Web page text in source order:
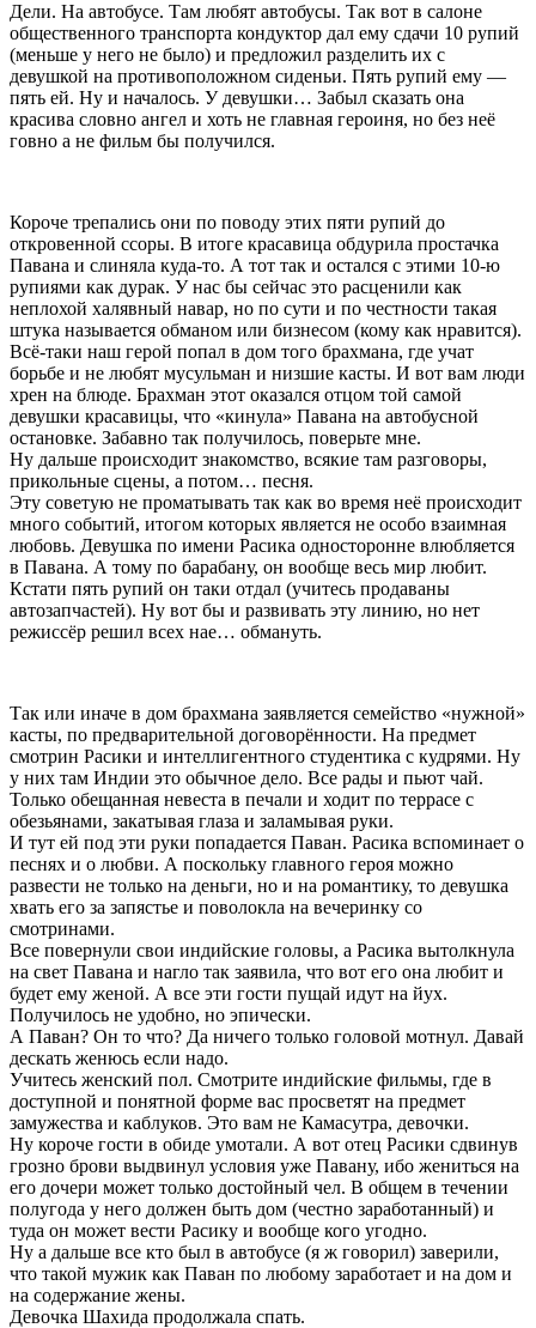
Дели. На автобусе. Там любят автобусы. Так вот в салоне
общественного транспорта кондуктор дал ему сдачи 10 рупий
(меньше у него не было) и предложил разделить их с
девушкой на противоположном сиденьи. Пять рупий ему —
пять ей. Ну и началось. У девушки… Забыл сказать она
красива словно ангел и хоть не главная героиня, но без неё
говно а не фильм бы получился.
Короче трепались они по поводу этих пяти рупий до
откровенной ссоры. В итоге красавица обдурила простачка
Павана и слиняла куда-то. А тот так и остался с этими 10-ю
рупиями как дурак. У нас бы сейчас это расценили как
неплохой халявный навар, но по сути и по честности такая
штука называется обманом или бизнесом (кому как нравится).
Всё-таки наш герой попал в дом того брахмана, где учат
борьбе и не любят мусульман и низшие касты. И вот вам люди
хрен на блюде. Брахман этот оказался отцом той самой
девушки красавицы, что «кинула» Павана на автобусной
остановке. Забавно так получилось, поверьте мне.
Ну дальше происходит знакомство, всякие там разговоры,
прикольные сцены, а потом… песня.
Эту советую не проматывать так как во время неё происходит
много событий, итогом которых является не особо взаимная
любовь. Девушка по имени Расика односторонне влюбляется
в Павана. А тому по барабану, он вообще весь мир любит.
Кстати пять рупий он таки отдал (учитесь продаваны
автозапчастей). Ну вот бы и развивать эту линию, но нет
режиссёр решил всех нае… обмануть.
Так или иначе в дом брахмана заявляется семейство «нужной»
касты, по предварительной договорённости. На предмет
смотрин Расики и интеллигентного студентика с кудрями. Ну
у них там Индии это обычное дело. Все рады и пьют чай.
Только обещанная невеста в печали и ходит по террасе с
обезьянами, закатывая глаза и заламывая руки.
И тут ей под эти руки попадается Паван. Расика вспоминает о
песнях и о любви. А поскольку главного героя можно
развести не только на деньги, но и на романтику, то девушка
хвать его за запястье и поволокла на вечеринку со
смотринами.
Все повернули свои индийские головы, а Расика вытолкнула
на свет Павана и нагло так заявила, что вот его она любит и
будет ему женой. А все эти гости пущай идут на йух.
Получилось не удобно, но эпически.
А Паван? Он то что? Да ничего только головой мотнул. Давай
дескать женюсь если надо.
Учитесь женский пол. Смотрите индийские фильмы, где в
доступной и понятной форме вас просветят на предмет
замужества и каблуков. Это вам не Камасутра, девочки.
Ну короче гости в обиде умотали. А вот отец Расики сдвинув
грозно брови выдвинул условия уже Павану, ибо жениться на
его дочери может только достойный чел. В общем в течении
полугода у него должен быть дом (честно заработанный) и
туда он может вести Расику и вообще кого угодно.
Ну а дальше все кто был в автобусе (я ж говорил) заверили,
что такой мужик как Паван по любому заработает и на дом и
на содержание жены.
Девочка Шахида продолжала спать.